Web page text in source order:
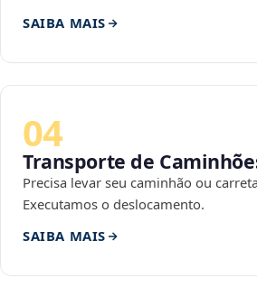
SAIBA MAIS
04
Transporte de
Precisa levar seu caminhão ou
Executamos o deslocamento.
SAIBA MAIS